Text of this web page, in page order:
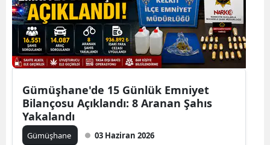
Kırıkkale
Batman
Şırnak
Bartın
Iğdır
Gümüşhane'de 15 Günlük Emniyet
Bilançosu Açıklandı: 8 Aranan Şahıs
Yakalandı
Gümüşhane 03 Haziran 2026